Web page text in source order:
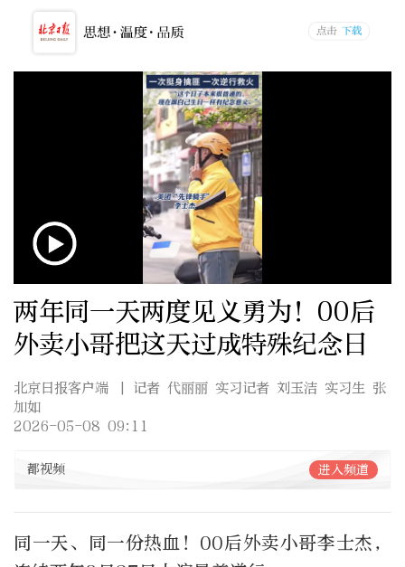
两年同一天两度见义勇为！00后
外卖小哥把这天过成特殊纪念日
北京日报客户端
| 记者 代丽丽 实习记者 刘玉洁 实习生 张
加如
2026-05-08 09:11
都视频 进入频道
同一天、同一份热血！00后外卖小哥李士杰，